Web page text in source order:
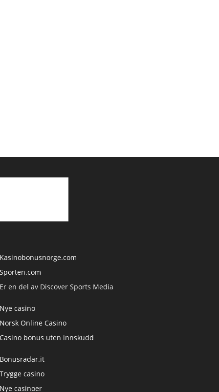
Kasinobonusnorge.com
Sporten.com
Er en del av Discover Sports Media
Nye casino
Norsk Online Casino
Casino bonus uten innskudd
Bonusradar.it
Trygge casino
Nye casinoer